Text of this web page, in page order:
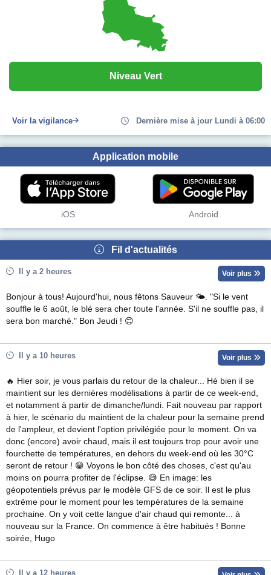
Niveau Vert
Voir la vigilance Dernière mise à jour Lundi à 06:00
Application mobile
iOS Android
Fil d'actualités
Il y a 2 heures Voir plus
Bonjour à tous! Aujourd'hui, nous fêtons Sauveur 🌤. "Si le vent
souffle le 6 août, le blé sera cher toute l'année. S'il ne souffle pas, il
sera bon marché." Bon Jeudi ! 😊
Il y a 10 heures Voir plus
🔥 Hier soir, je vous parlais du retour de la chaleur... Hé bien il se
maintient sur les dernières modélisations à partir de ce week-end,
et notamment à partir de dimanche/lundi. Fait nouveau par rapport
à hier, le scénario du maintient de la chaleur pour la semaine prend
de l'ampleur, et devient l'option privilégiée pour le moment. On va
donc (encore) avoir chaud, mais il est toujours trop pour avoir une
fourchette de températures, en dehors du week-end où les 30°C
seront de retour ! 😁 Voyons le bon côté des choses, c'est qu'au
moins on pourra profiter de l'éclipse. 😅 En image: les
géopotentiels prévus par le modèle GFS de ce soir. Il est le plus
extrême pour le moment pour les températures de la semaine
prochaine. On y voit cette langue d'air chaud qui remonte... à
nouveau sur la France. On commence à être habitués ! Bonne
soirée, Hugo
Il y a 12 heures